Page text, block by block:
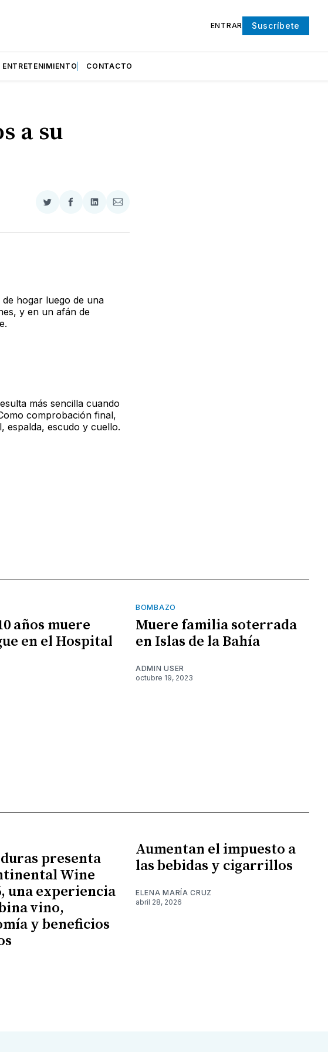
ENTRAR Suscríbete
ENTRETENIMIENTO CONTACTO
a su
Compartir
Twitter
Compartir
Facebook
Compartir
LinkedIn
Compartir
Email
hogar luego de una
y en un afán de
más sencilla cuando
comprobación final,
espalda, escudo y cuello.
años muere
en el Hospital
BOMBAZO
Muere familia soterrada
en Islas de la Bahía
ADMIN USER
octubre 19, 2023
presenta
Wine
una experiencia
vino,
y beneficios
Aumentan el impuesto a
las bebidas y cigarrillos
ELENA MARÍA CRUZ
abril 28, 2026